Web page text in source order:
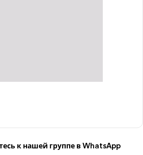
к нашей группе в WhatsApp